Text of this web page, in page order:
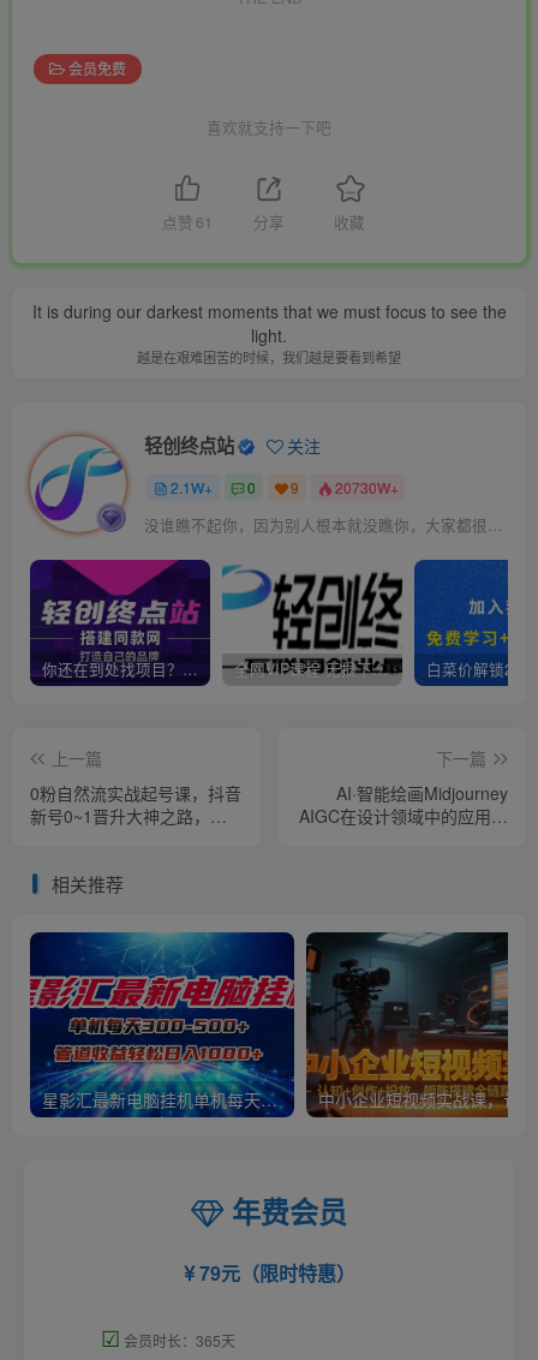
会员免费
喜欢就支持一下吧
点赞 61 分享 收藏
It is during our darkest moments that we must focus to see the
light.
越是在艰难困苦的时候，我们越是要看到希望
轻创终点站 关注
2.1W+ 0 9 20730W+
没谁瞧不起你，因为别人根本就没瞧你，大家都很忙的
你还在到处找项目？还在当韭菜？我靠卖项目一个月收入5万+，曾经我也是个失败者。 全网VIP课程 无损下载~
上一篇
0粉自然流实战起号课，抖音
新号0~1晋升大神之路，打
下一篇
AI·智能绘画Midjourney
AIGC在设计领域中的应用从
相关推荐
星影汇最新电脑挂机单机每天300+团队管道收益轻松日入1000+
年费会员
79元（限时特惠）
☑ 会员时长：365天